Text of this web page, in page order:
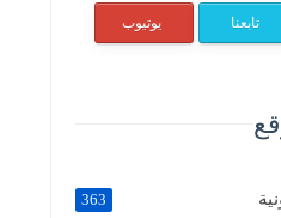
تابعنا يوتيوب
363